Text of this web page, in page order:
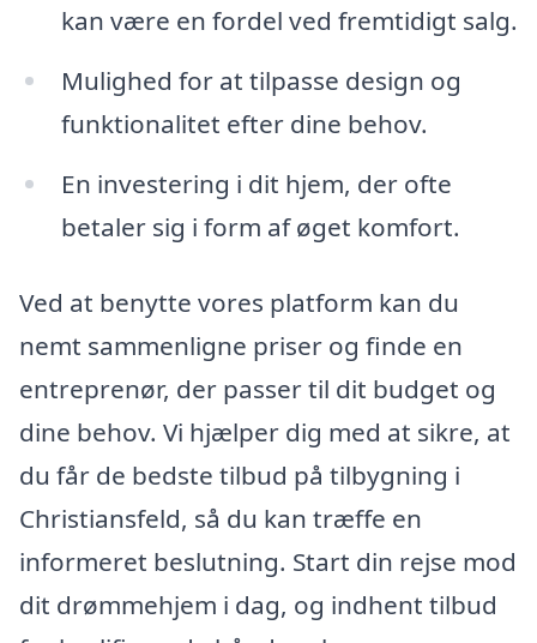
kan være en fordel ved fremtidigt salg.
Mulighed for at tilpasse design og
funktionalitet efter dine behov.
En investering i dit hjem, der ofte
betaler sig i form af øget komfort.
Ved at benytte vores platform kan du
nemt sammenligne priser og finde en
entreprenør, der passer til dit budget og
dine behov. Vi hjælper dig med at sikre, at
du får de bedste tilbud på tilbygning i
Christiansfeld, så du kan træffe en
informeret beslutning. Start din rejse mod
dit drømmehjem i dag, og indhent tilbud